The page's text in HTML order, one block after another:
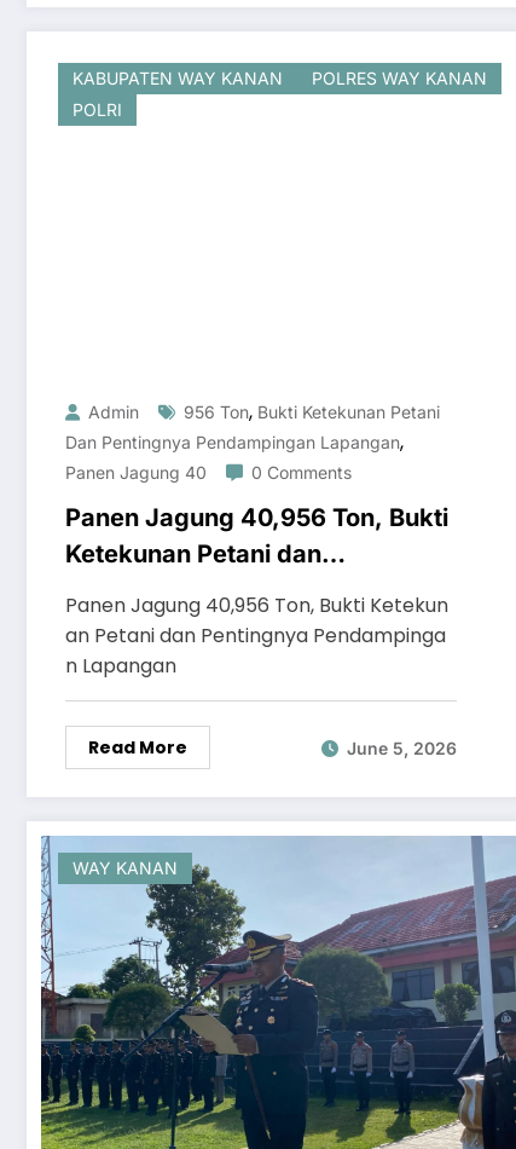
KABUPATEN WAY KANAN
POLRES WAY KANAN
POLRI
Admin 956 Ton, Bukti Ketekunan Petani
Dan Pentingnya Pendampingan Lapangan,
Panen Jagung 40 0 Comments
Panen Jagung 40,956 Ton, Bukti
Ketekunan Petani dan
Pentingnya Pendampingan
Lapangan
Panen Jagung 40,956 Ton, Bukti Ketekun
an Petani dan Pentingnya Pendampinga
n Lapangan
Read More June 5, 2026
WAY KANAN